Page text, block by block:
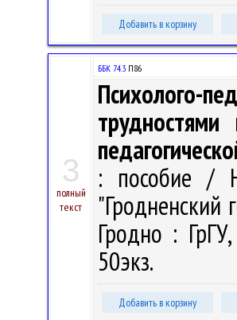
Добавить в корзину
3
полный
текст
ББК 74.3 П86
Психолого-
: пособие /
"Гродненский
Гродно :
50экз.
Добавить в корзину